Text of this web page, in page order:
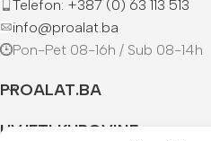
Telefon: +387 (0) 63 113 513
info@proalat.ba
Pon-Pet 08-16h / Sub 08-14h
PROALAT.BA
UVJETI KUPOVINE